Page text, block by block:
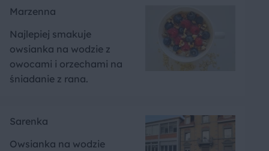
Marzenna
Najlepiej smakuje
owsianka na wodzie z
owocami i orzechami na
śniadanie z rana.
Sarenka
Owsianka na wodzie